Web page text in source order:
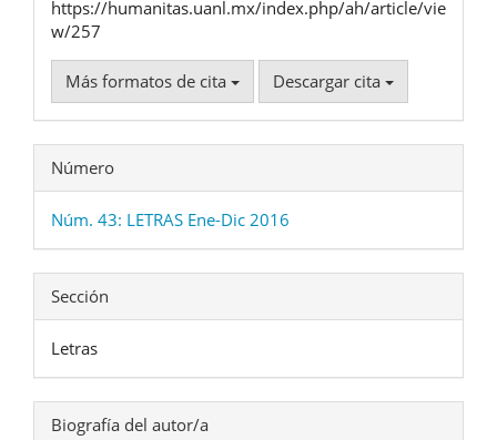
https://humanitas.uanl.mx/index.php/ah/article/vie
w/257
Más formatos de cita Descargar cita
Número
Núm. 43: LETRAS Ene-Dic 2016
Sección
Letras
Biografía del autor/a